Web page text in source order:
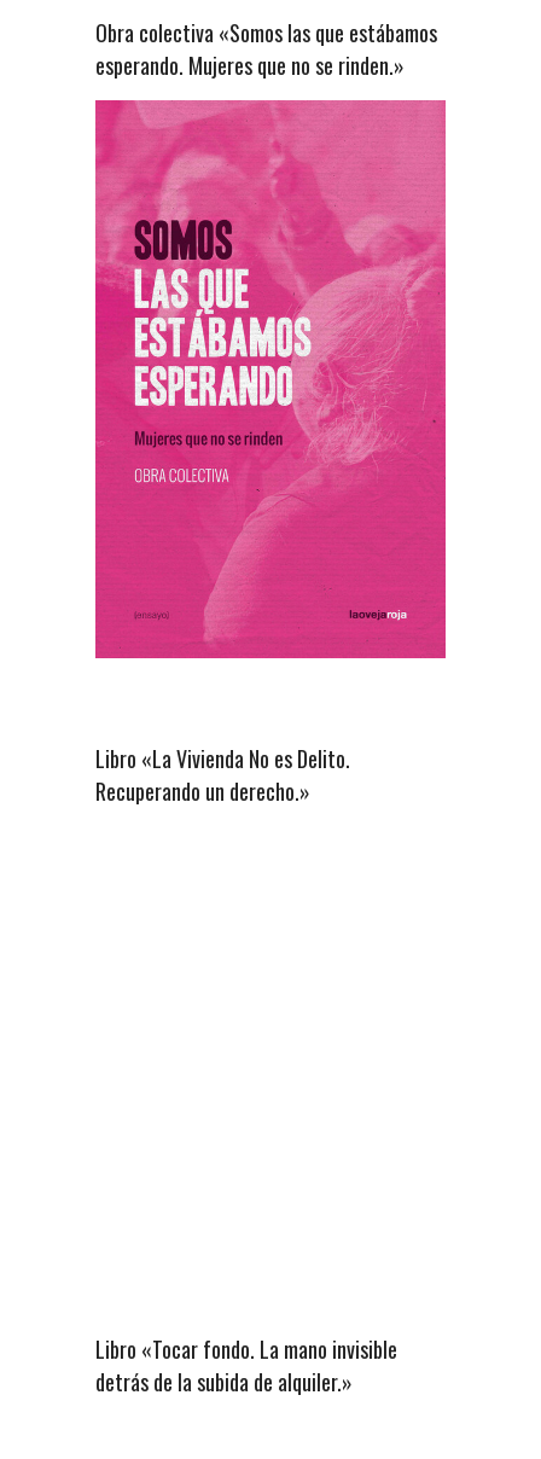
Obra colectiva «Somos las que estábamos
esperando. Mujeres que no se rinden.»
Libro «La Vivienda No es Delito.
Recuperando un derecho.»
Libro «Tocar fondo. La mano invisible
detrás de la subida de alquiler.»